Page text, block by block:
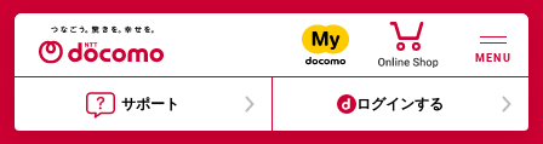
MENU
サポート ログインする